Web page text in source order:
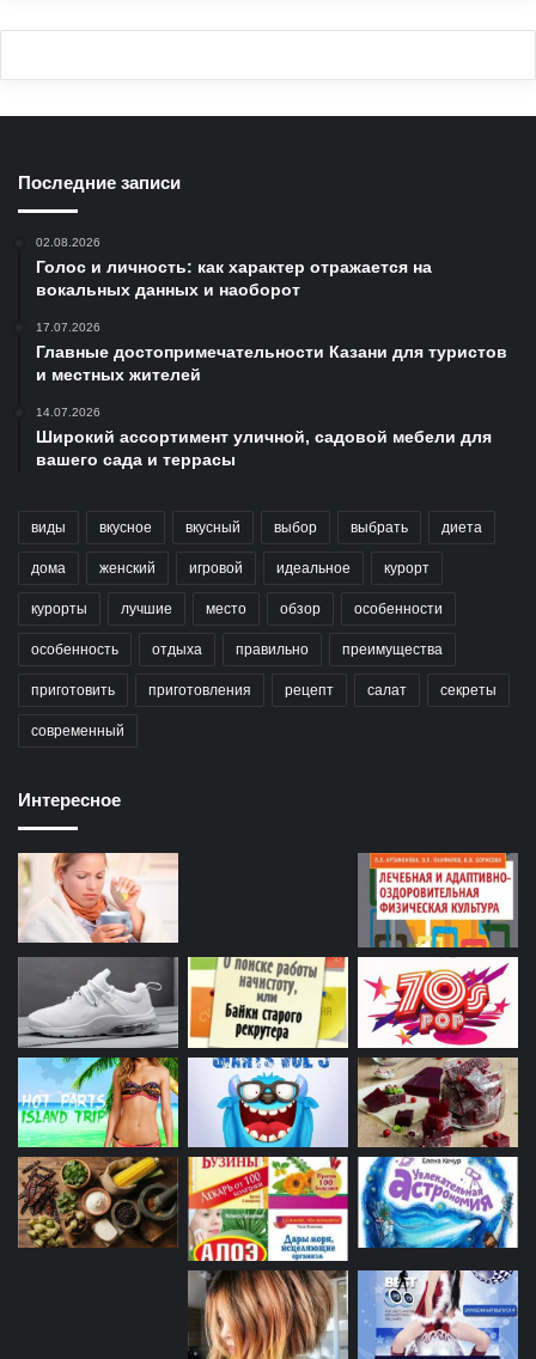
Последние записи
02.08.2026
Голос и личность: как характер отражается на
вокальных данных и наоборот
17.07.2026
Главные достопримечательности Казани для туристов
и местных жителей
14.07.2026
Широкий ассортимент уличной, садовой мебели для
вашего сада и террасы
виды вкусное вкусный выбор выбрать диета
дома женский игровой идеальное курорт
курорты лучшие место обзор особенности
особенность отдыха правильно преимущества
приготовить приготовления рецепт салат секреты
современный
Интересное